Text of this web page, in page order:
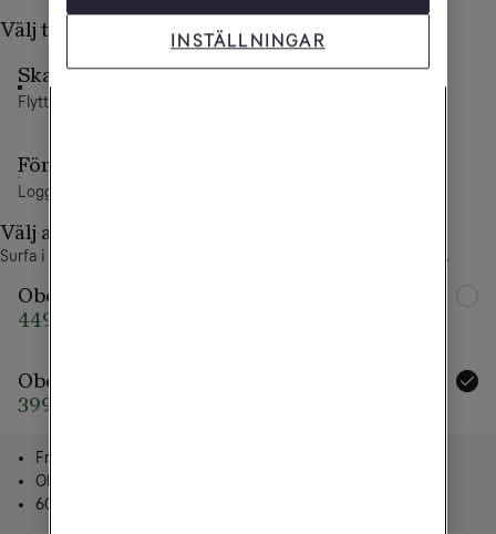
Välj typ av abonnemang
Skaffa ett nytt abonnemang
Flytta nummer eller välj ett nytt
Förnya ditt Tele2-abonnemang
Logga in för att fortsätta
Välj abonnemang
Surfa i Sveriges snabbaste 5G-nät. Täcker 99,9% av befolkningen.
Obegränsad Max
449 kr/mån
Obegränsad
399 kr/mån
Fria samtal och sms
Obegränsad surf i Sverige
60 GB surf i EU/EES
INSTÄLLNINGAR